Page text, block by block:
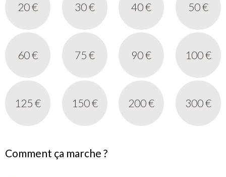
20 € 30 € 40 € 50 €
60 € 75 € 90 € 100 €
125 € 150 € 200 € 300 €
Comment ça marche ?